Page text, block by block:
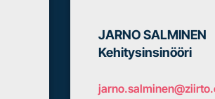
JARNO SALMINEN
Kehitysinsinööri